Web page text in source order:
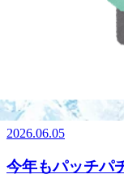
こんにちは★いつ
を閲覧していただ
ブログの更新が久
ださい！今年も爽
めブルーミングリ
す。ご迷惑をおか
願いいたします。
こんにちは☆いつも
を閲覧していただ
日が続いていたの
ね(;´･ω･)「朝は寒
れが取れない」「
2026.06.05
今年もパッチパ